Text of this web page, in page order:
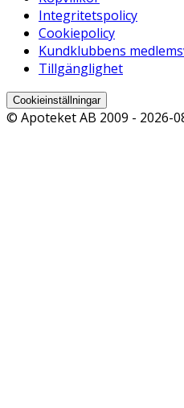
Integritetspolicy
Cookiepolicy
Kundklubbens
Tillgänglighet
Cookieinställningar
© Apoteket AB 2009 - 2026-